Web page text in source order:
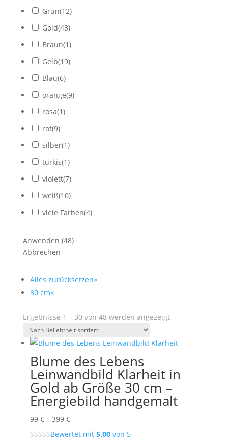
Grün(12)
Gold(43)
Braun(1)
Gelb(19)
Blau(6)
orange(9)
rosa(1)
rot(9)
silber(1)
türkis(1)
violett(7)
weiß(10)
viele Farben(4)
Anwenden (48)
Abbrechen
Alles zurücksetzen×
30 cm×
Ergebnisse 1 – 30 von 48 werden angezeigtNach
sortiert
Blume des Lebens
Leinwandbild Klarheit in
Gold ab Größe 30 cm –
Energiebild handgemalt
99 € – 399 €Preisspanne:
99 €
Bewertet mit 5.00von 5